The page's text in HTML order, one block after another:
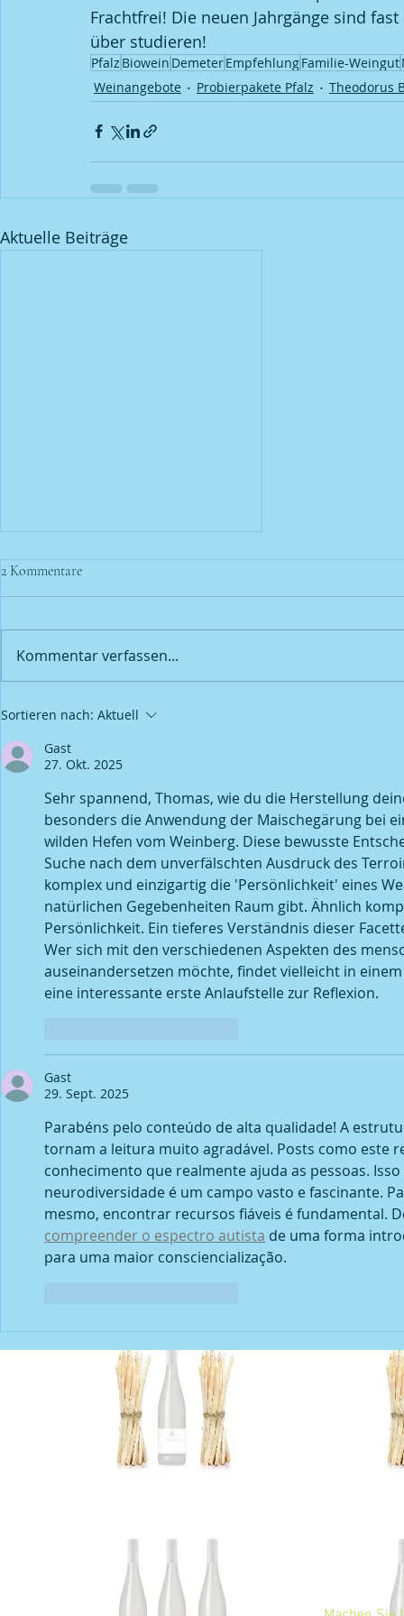
Frachtfrei! Die neuen Jahrgänge sind
über studieren!
Pfalz Biowein DemeterEmpfehlungFamilie-Weingut
Weinangebote
Probierpakete Pfalz Theodorus
Aktuelle Beiträge
Ich werde oft gefragt; Warum ist
so rötlich?
2 Kommentare
Kommentar verfassen...
Sortieren nach: Aktuell
Gast
27. Okt. 2025
Sehr spannend, Thomas, wie du die Herstellung
besonders die Anwendung der Maischegärung bei
wilden Hefen vom Weinberg. Diese bewusste
Suche nach dem unverfälschten Ausdruck des
komplex und einzigartig die 'Persönlichkeit' eines
natürlichen Gegebenheiten Raum gibt. Ähnlich
Persönlichkeit. Ein tieferes Verständnis dieser
Wer sich mit den verschiedenen Aspekten des
auseinandersetzen möchte, findet vielleicht in
eine interessante erste Anlaufstelle zur Reflexion.
Gast
29. Sept. 2025
Parabéns pelo conteúdo de alta qualidade! A
tornam a leitura muito agradável. Posts como este
conhecimento que realmente ajuda as pessoas.
neurodiversidade é um campo vasto e fascinante.
mesmo, encontrar recursos fiáveis é fundamental.
compreender o espectro autista de uma forma
para uma maior consciencialização.